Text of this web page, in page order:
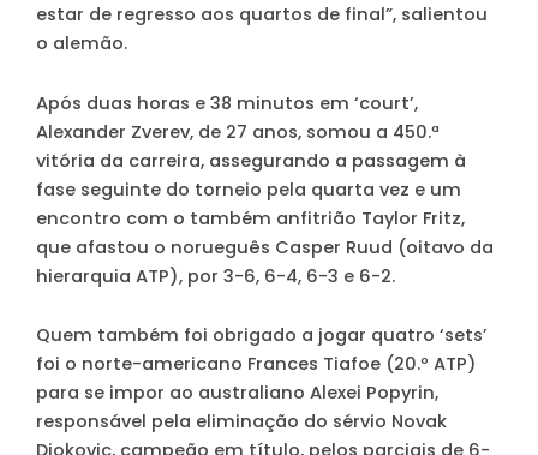
estar de regresso aos quartos de final”, salientou
o alemão.
Após duas horas e 38 minutos em ‘court’,
Alexander Zverev, de 27 anos, somou a 450.ª
vitória da carreira, assegurando a passagem à
fase seguinte do torneio pela quarta vez e um
encontro com o também anfitrião Taylor Fritz,
que afastou o norueguês Casper Ruud (oitavo da
hierarquia ATP), por 3-6, 6-4, 6-3 e 6-2.
Quem também foi obrigado a jogar quatro ‘sets’
foi o norte-americano Frances Tiafoe (20.º ATP)
para se impor ao australiano Alexei Popyrin,
responsável pela eliminação do sérvio Novak